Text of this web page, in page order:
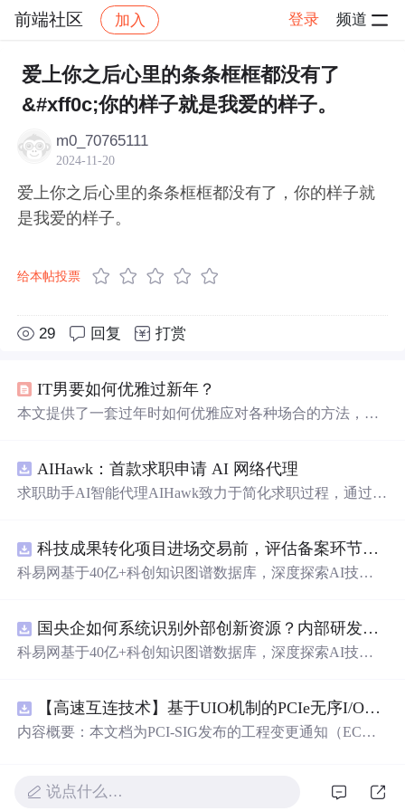
前端社区 加入 登录 频道
社区 前端社区 感慨 帖子详情
爱上你之后心里的条条框框都没有了
&#xff0c;你的样子就是我爱的样子。
m0_70765111
2024-11-20
爱上你之后心里的条条框框都没有了，你的样子就
是我爱的样子。
给本帖投票
29 回复 打赏
IT男要如何优雅过新年？
本文提供了一套过年时如何优雅应对各种场合的方法，分
AIHawk：首款求职申请 AI 网络代理
求职助手AI智能代理AIHawk致力于简化求职过程，通过自
科技成果转化项目进场交易前，评估备案环节需要准备哪些材料？.docx
科易网基于40亿+科创知识图谱数据库，深度探索AI技术
新领域的AI+数智化解决方案，推动科技创新与产业创新
智能化发展。
国央企如何系统识别外部创新资源？内部研发体系完善，但对外部高校、中小科技企业技术能力缺乏动态认知。.docx
科易网基于40亿+科创知识图谱数据库，深度探索AI技术
新领域的AI+数智化解决方案，推动科技创新与产业创新
智能化发展。
【高速互连技术】基于UIO机制的PCIe无序I/O扩展：多路径架构下内存请求的高性能传输与排序控制方案设计
内容概要：本文档为PCI-SIG发布的工程变更通知（EC
规则对多路径拓扑和高性能IO系统的限制。UIO基于Flit模
说点什么…